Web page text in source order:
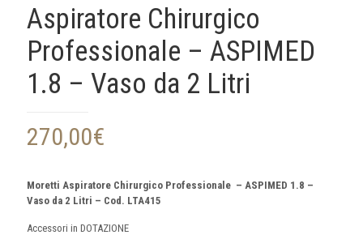
Aspiratore Chirurgico
Professionale – ASPIMED
1.8 – Vaso da 2 Litri
270,00€
Moretti Aspiratore Chirurgico Professionale – ASPIMED 1.8 –
Vaso da 2 Litri – Cod. LTA415
Accessori in DOTAZIONE